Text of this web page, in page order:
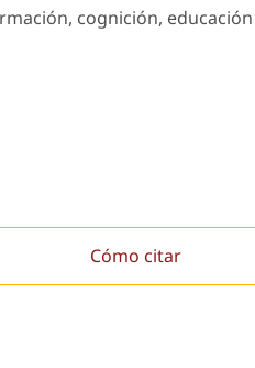
cognición, educación
Cómo citar